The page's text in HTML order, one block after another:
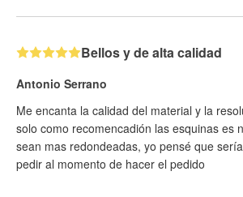
Bellos y de alta calidad
Antonio Serrano
Me encanta la calidad del material y la
solo como recomencadión las esquinas es
sean mas redondeadas, yo pensé que
pedir al momento de hacer el pedido